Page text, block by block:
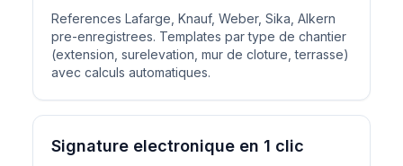
References Lafarge, Knauf, Weber, Sika, Alkern
pre-enregistrees. Templates par type de chantier
(extension, surelevation, mur de cloture, terrasse)
avec calculs automatiques.
Signature electronique en 1 clic